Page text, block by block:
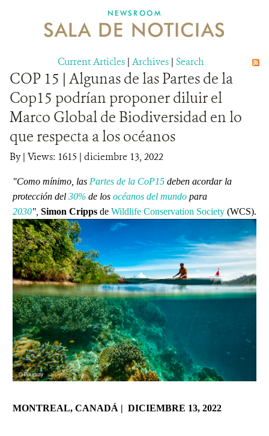
MECANISMO DE ATENCIÓN DE QUEJAS Y RECLAMOS
DONA
NEWSROOM
SALA DE NOTICIAS
Current Articles | Archives | Search
COP 15 | Algunas de las Partes de la
Cop15 podrían proponer diluir el
Marco Global de Biodiversidad en lo
que respecta a los océanos
By| Views: 1615 | diciembre 13, 2022
"Como mínimo, las Partes de la CoP15 deben acordar la
protección del 30% de los océanos del mundo para
2030", Simon Cripps de Wildlife Conservation Society (WCS).
MONTREAL, CANADÁ | DICIEMBRE 13, 2022